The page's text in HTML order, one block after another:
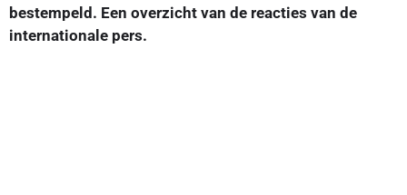
bestempeld. Een overzicht van de reacties van de
internationale pers.